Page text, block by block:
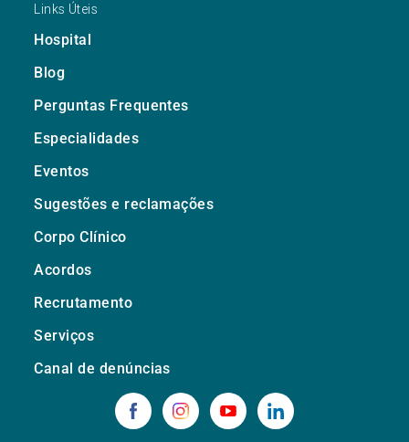
Links Úteis
Hospital
Blog
Perguntas Frequentes
Especialidades
Eventos
Sugestões e reclamações
Corpo Clínico
Acordos
Recrutamento
Serviços
Canal de denúncias